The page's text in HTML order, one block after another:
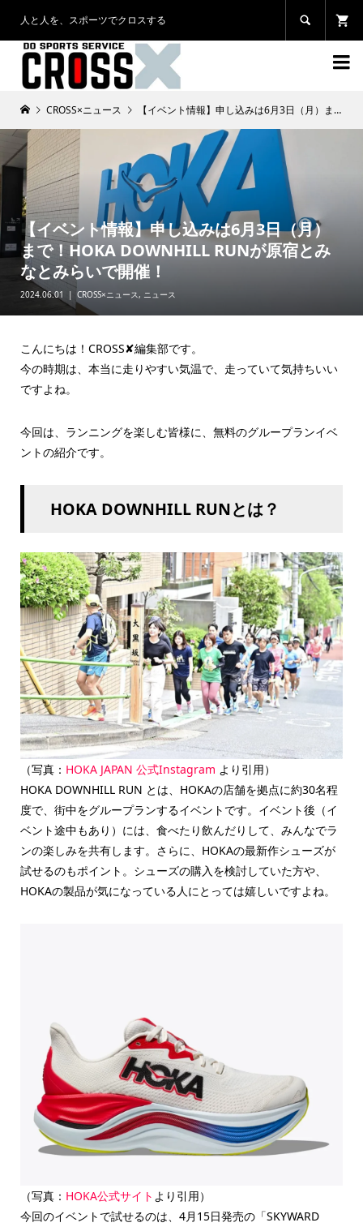
人と人を、スポーツでクロスする 

CROSS×ニュース 【イベント情報】申し込みは6月3日（月）まで！HOKA DOWNHILL RUNが原宿とみなとみらいで開催！
【イベント情報】申し込みは6月3日（月）
まで！HOKA DOWNHILL RUNが原宿とみ
なとみらいで開催！
2024.06.01 CROSS×ニュース , ニュース
こんにちは！CROSS✘編集部です。
今の時期は、本当に走りやすい気温で、走っていて気持ちいい
ですよね。
今回は、ランニングを楽しむ皆様に、無料のグループランイベ
ントの紹介です。
HOKA DOWNHILL RUNとは？
（写真： HOKA JAPAN 公式Instagram より引用）
HOKA DOWNHILL RUN とは、HOKAの店舗を拠点に約30名程
度で、街中をグループランするイベントです。イベント後（イ
ベント途中もあり）には、食べたり飲んだりして、みんなでラ
ンの楽しみを共有します。さらに、HOKAの最新作シューズが
試せるのもポイント。シューズの購入を検討していた方や、
HOKAの製品が気になっている人にとっては嬉しいですよね。
（写真： HOKA公式サイト より引用）
今回のイベントで試せるのは、4月15日発売の「SKYWARD